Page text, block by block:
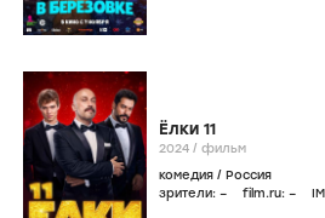
Ёлки 11
2024 / фильм
комедия / Россия
зрители: – film.ru: –